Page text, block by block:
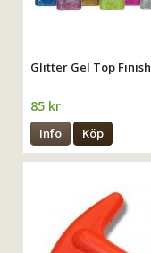
Glitter Gel Top Finish
85 kr
Info Köp